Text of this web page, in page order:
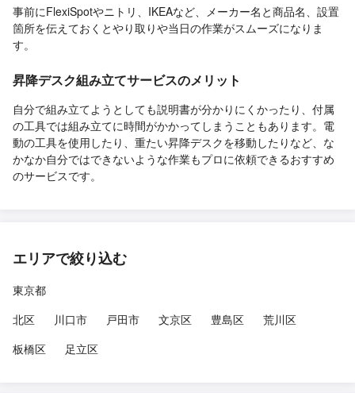
事前にFlexiSpotやニトリ、IKEAなど、メーカー名と商品名、設置
箇所を伝えておくとやり取りや当日の作業がスムーズになりま
す。
昇降デスク組み立てサービスのメリット
自分で組み立てようとしても説明書が分かりにくかったり、付属
の工具では組み立てに時間がかかってしまうこともあります。電
動の工具を使用したり、重たい昇降デスクを移動したりなど、な
かなか自分ではできないような作業もプロに依頼できるおすすめ
のサービスです。
エリアで絞り込む
東京都
北区
川口市 戸田市 文京区 豊島区
荒川区
板橋区
足立区